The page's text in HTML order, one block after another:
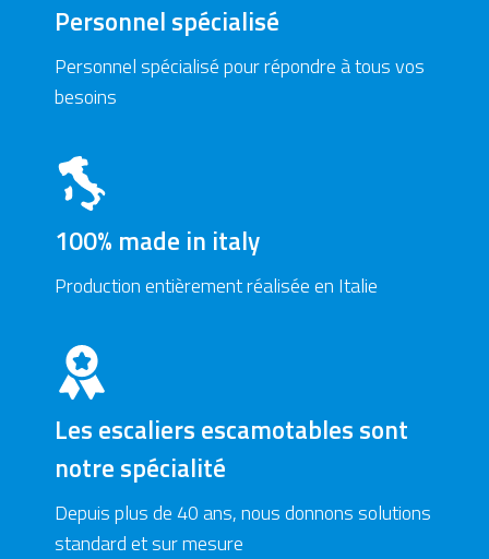
Personnel spécialisé
Personnel spécialisé pour répondre à tous vos
besoins
100% made in italy
Production entièrement réalisée en Italie
Les escaliers escamotables sont
notre spécialité
Depuis plus de 40 ans, nous donnons solutions
standard et sur mesure